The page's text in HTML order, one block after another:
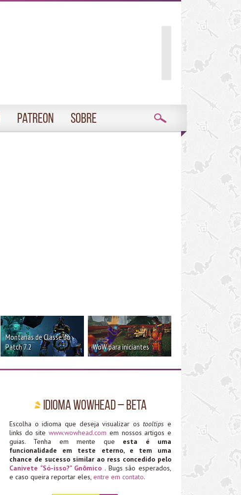
Patreon Sobre
Montarias de Classe do
Patch 7.2
WoW para iniciantes
Idioma WoWHead – Beta
Escolha o idioma que deseja visualizar ostooltips e
links do sitewww.wowhead.com em nossos artigos e
guias. Tenha em mente que esta é uma
funcionalidade em teste eterno, e tem uma
chance de sucesso similar ao ress concedido pelo
Canivete "Só-isso?" Gnômico . Bugs são esperados,
e caso queira reportar eles, entre em contato.